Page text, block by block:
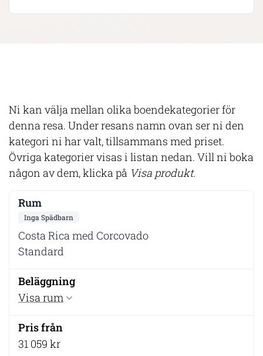
Ni kan välja mellan olika boendekategorier för
denna resa. Under resans namn ovan ser ni den
kategori ni har valt, tillsammans med priset.
Övriga kategorier visas i listan nedan. Vill ni boka
någon av dem, klicka på Visa produkt.
Inga Spädbarn
Costa Rica med Corcovado
Standard
Visa rum
31 059 kr